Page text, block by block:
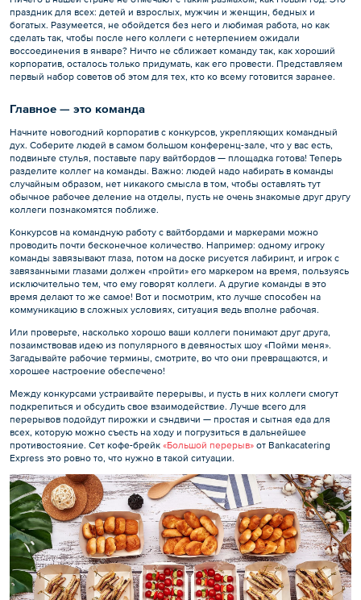
праздник для всех: детей и взрослых, мужчин и женщин, бедных и
богатых. Разумеется, не обойдется без него и любимая работа, но как
сделать так, чтобы после него коллеги с нетерпением ожидали
воссоединения в январе? Ничто не сближает команду так, как хороший
корпоратив, осталось только придумать, как его провести. Представляем
первый набор советов об этом для тех, кто ко всему готовится заранее.
Главное — это команда
Начните новогодний корпоратив с конкурсов, укрепляющих командный
дух. Соберите людей в самом большом конференц-зале, что у вас есть,
подвиньте стулья, поставьте пару вайтбордов — площадка готова! Теперь
разделите коллег на команды. Важно: людей надо набирать в команды
случайным образом, нет никакого смысла в том, чтобы оставлять тут
обычное рабочее деление на отделы, пусть не очень знакомые друг другу
коллеги познакомятся поближе.
Конкурсов на командную работу с вайтбордами и маркерами можно
проводить почти бесконечное количество. Например: одному игроку
команды завязывают глаза, потом на доске рисуется лабиринт, и игрок с
завязанными глазами должен «пройти» его маркером на время, пользуясь
исключительно тем, что ему говорят коллеги. А другие команды в это
время делают то же самое! Вот и посмотрим, кто лучше способен на
коммуникацию в сложных условиях, ситуация ведь вполне рабочая.
Или проверьте, насколько хорошо ваши коллеги понимают друг друга,
позаимствовав идею из популярного в девяностых шоу «Пойми меня».
Загадывайте рабочие термины, смотрите, во что они превращаются, и
хорошее настроение обеспечено!
Между конкурсами устраивайте перерывы, и пусть в них коллеги смогут
подкрепиться и обсудить свое взаимодействие. Лучше всего для
перерывов подойдут пирожки и сэндвичи — простая и сытная еда для
всех, которую можно съесть на ходу и погрузиться в дальнейшее
противостояние. Сет кофе-брейк «Большой перерыв» от Bankacatering
Express это ровно то, что нужно в такой ситуации.